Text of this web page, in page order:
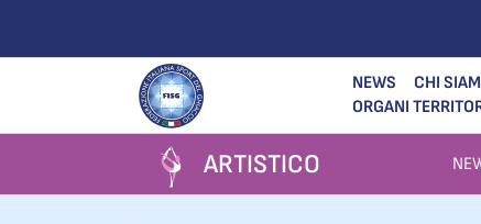
NEWS CHI
ORGANI
ARTISTICO